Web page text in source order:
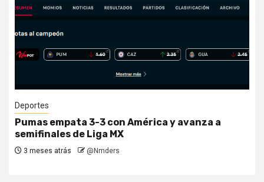
Deportes
Cucurella opina sobre Nico González: “Le entró
el cagazo de no ser inscrito por el Barça”
1 año atrás @Nmders